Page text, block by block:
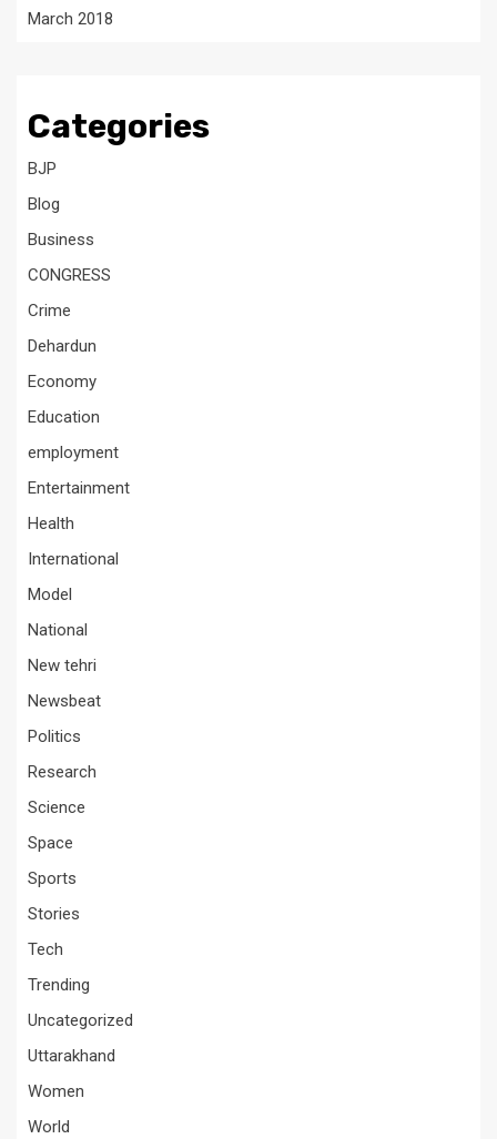
March 2018
Categories
BJP
Blog
Business
CONGRESS
Crime
Dehardun
Economy
Education
employment
Entertainment
Health
International
Model
National
New tehri
Newsbeat
Politics
Research
Science
Space
Sports
Stories
Tech
Trending
Uncategorized
Uttarakhand
Women
World